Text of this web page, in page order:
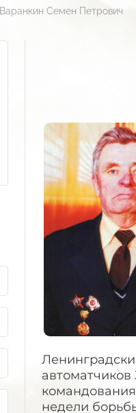
Варанкин Семен Петрович
недели